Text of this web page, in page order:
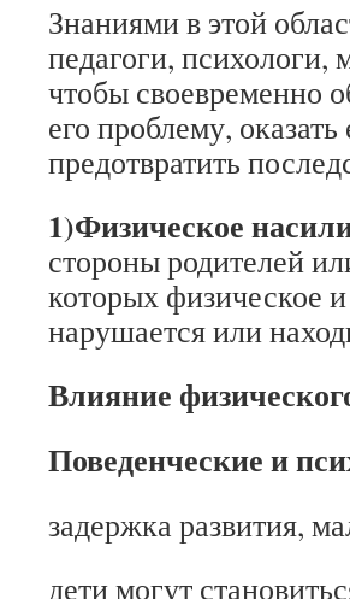
Знаниями в этой
педагоги, психологи,
чтобы своевременно
его проблему,
предотвратить
1)Физическое
стороны родителей
которых физическое
нарушается или
Влияние
Поведенческие и
задержка развития,
дети могут